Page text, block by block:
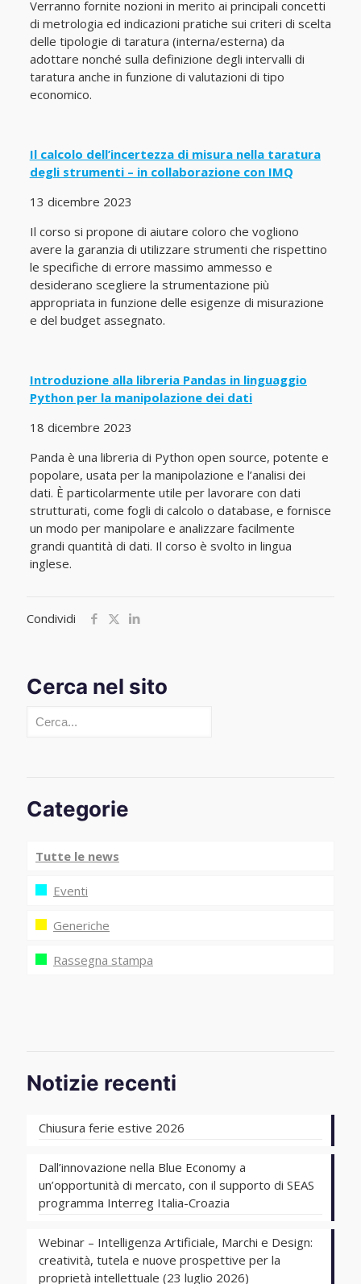
Verranno fornite nozioni in merito ai principali concetti
di metrologia ed indicazioni pratiche sui criteri di scelta
delle tipologie di taratura (interna/esterna) da
adottare nonché sulla definizione degli intervalli di
taratura anche in funzione di valutazioni di tipo
economico.
Il calcolo dell’incertezza di misura nella taratura
degli strumenti – in collaborazione con IMQ
13 dicembre 2023
Il corso si propone di aiutare coloro che vogliono
avere la garanzia di utilizzare strumenti che rispettino
le specifiche di errore massimo ammesso e
desiderano scegliere la strumentazione più
appropriata in funzione delle esigenze di misurazione
e del budget assegnato.
Introduzione alla libreria Pandas in linguaggio
Python per la manipolazione dei dati
18 dicembre 2023
Panda è una libreria di Python open source, potente e
popolare, usata per la manipolazione e l’analisi dei
dati. È particolarmente utile per lavorare con dati
strutturati, come fogli di calcolo o database, e fornisce
un modo per manipolare e analizzare facilmente
grandi quantità di dati. Il corso è svolto in lingua
inglese.
Condividi
Cerca nel sito
Cerca
Categorie
Tutte le news
Eventi
Generiche
Rassegna stampa
Notizie recenti
Chiusura ferie estive 2026
Dall’innovazione nella Blue Economy a
un’opportunità di mercato, con il supporto di SEAS
programma Interreg Italia-Croazia
Webinar – Intelligenza Artificiale, Marchi e Design:
creatività, tutela e nuove prospettive per la
proprietà intellettuale (23 luglio 2026)